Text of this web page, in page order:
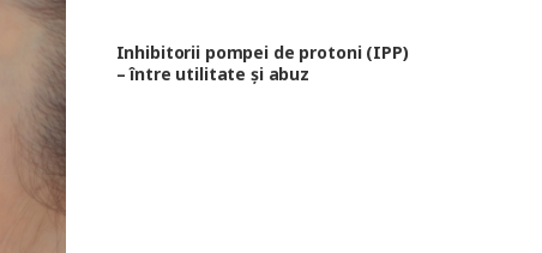
Inhibitorii pompei de protoni (IPP)
– între utilitate și abuz